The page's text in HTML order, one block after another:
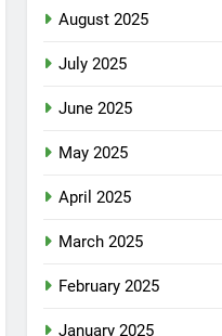
August 2025
July 2025
June 2025
May 2025
April 2025
March 2025
February 2025
January 2025